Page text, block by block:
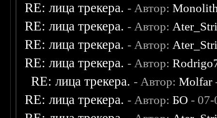
RE: лица трекера. - Автор:
RE: лица трекера. - Автор:
RE: лица трекера. - Автор:
RE: лица трекера. - Автор:
RE: лица трекера. - Автор:Molfar
RE: лица трекера. - Автор: БО -